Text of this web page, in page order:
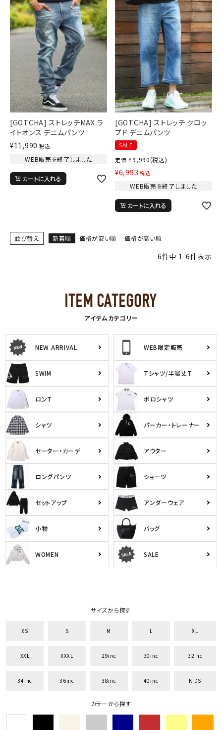
キーワードから探す
円 ～ 円
[GOTCHA] ストレッチMAX ラ
イトオンス デニムパンツ
¥11,990 税込
WEB販売を終了しました
カートに入れる
[GOTCHA] ストレッチ クロッ
プド デニムパンツ
SALE
定価 ¥9,990(税込)
¥6,993 税込
WEB販売を終了しました
カートに入れる
並び替え 新着順 価格が安い順 価格が高い順
6件中 1-6件表示
アイテムカテゴリー
NEW ARRIVAL WEB限定販売
SWIM Tシャツ/半端丈T
ロンT ポロシャツ
シャツ パーカー・トレーナー
セーター・カーデ アウター
ロングパンツ ショーツ
セットアップ アンダーウェア
小物 バッグ
WOMEN SALE
サイズから探す
XS S M L XL
XXL XXXL 29inc 30inc 32inc
34inc 36inc 38inc 40inc KIDS
カラーから探す